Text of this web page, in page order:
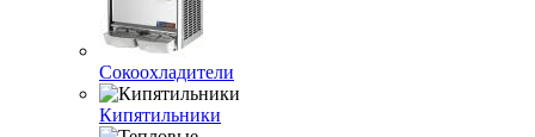
Сокоохладители
Кипятильники